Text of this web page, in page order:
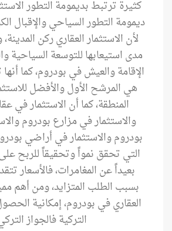
كثيرة ترتبط بديمومة التطور
ديمومة التطور السياحي والإقبال
لأن الاستثمار العقاري ركن
مدى استيعابها للتوسعة السياحية
الإقامة والعيش في بودروم، كما
هي المرشح الأول والأفضل
المنطقة، كما أن الاستثمار في
والاستثمار في مزارع بودروم
بودروم والاستثمار في أراضي
التي تحقق نمواً وتحقيقاً للربح
بعيداً عن المغامرات، فالأسعار
بسبب الطلب المتزايد، ومن أهم
العقاري في بودروم، إمكانية
التركية فالجواز